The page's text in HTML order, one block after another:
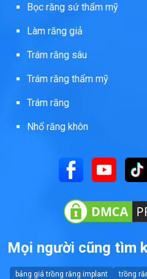
Bọc răng sứ thẩm mỹ
Làm răng giả
Trám răng sâu
Trám răng thẩm mỹ
Trám răng
Nhổ răng khôn
Mọi người cũng tìm
bảng giá trồng răng implant
trồng